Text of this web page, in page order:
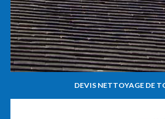
DEVIS NETTOYAGE DE